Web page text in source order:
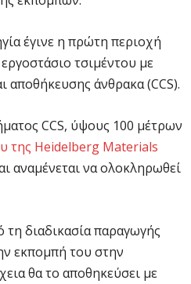
έγινε η πρώτη περιοχή
τσιμέντου με
αποθήκευσης άνθρακα (CCS).
CCS, ύψους 100 μέτρων
της Heidelberg Materials
αναμένεται να ολοκληρωθεί
τη διαδικασία παραγωγής
εκπομπή του στην
θα το αποθηκεύσει με